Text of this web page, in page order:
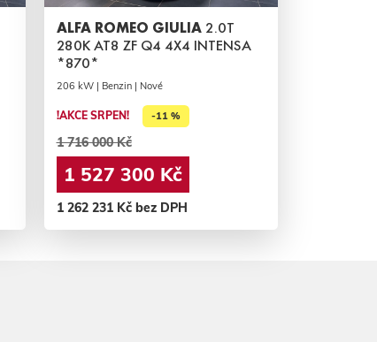
ALFA ROMEO GIULIA 2.0T
280K AT8 ZF Q4 4X4 INTENSA
*870*
206 kW | Benzin | Nové
!AKCE SRPEN! -11 %
1 716 000 Kč
1 527 300 Kč
1 262 231 Kč bez DPH